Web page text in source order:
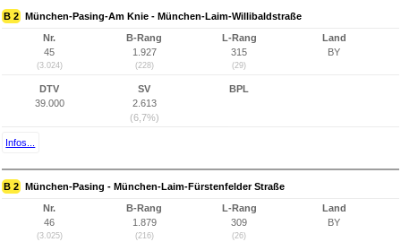
B 2 München-Pasing-Am Knie - München-Laim-Willibaldstraße
Nr.
45
(3.024)
B-Rang
1.927
(228)
L-Rang
315
(29)
Land
BY
DTV
39.000
SV
2.613
(6,7%)
BPL
Infos...
B 2 München-Pasing - München-Laim-Fürstenfelder Straße
Nr.
46
(3.025)
B-Rang
1.879
(216)
L-Rang
309
(26)
Land
BY